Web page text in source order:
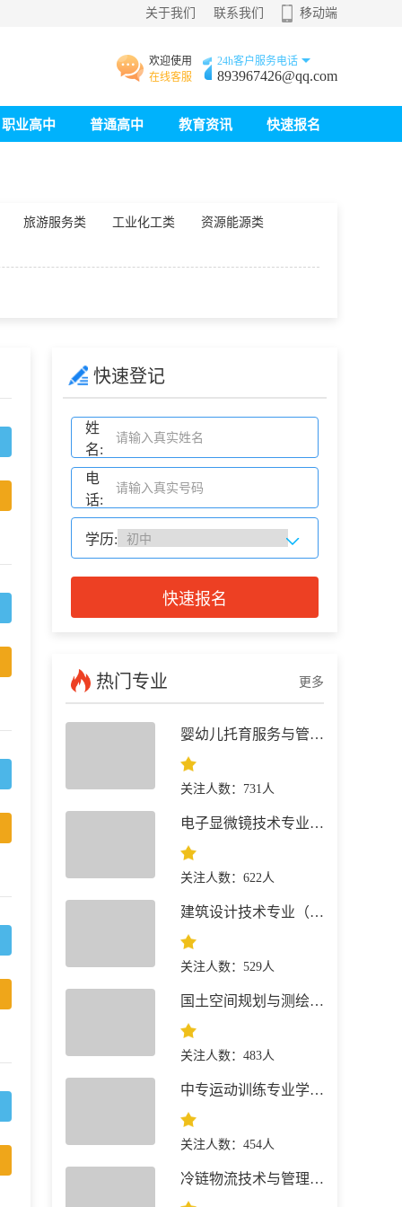
关于我们 联系我们 移动端
欢迎使用
在线客服
24h客户服务电话
893967426@qq.com
职业高中 普通高中 教育资讯 快速报名
旅游服务类 工业化工类 资源能源类
快速登记
姓
名:
电
话:
学历:
快速报名
热门专业 更多
婴幼儿托育服务与管理专业 就业前景
关注人数：731人
电子显微镜技术专业 就业前景
关注人数：622人
建筑设计技术专业（建筑+景观园林）简介
关注人数：529人
国土空间规划与测绘专业 就业前景
关注人数：483人
中专运动训练专业学什么
关注人数：454人
冷链物流技术与管理 就业前景